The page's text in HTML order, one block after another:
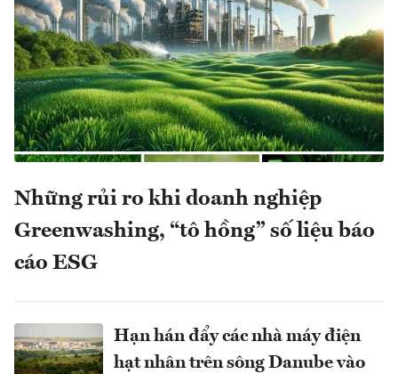
Những rủi ro khi doanh nghiệp
Greenwashing, “tô hồng” số liệu báo
cáo ESG
Hạn hán đẩy các nhà máy điện
hạt nhân trên sông Danube vào